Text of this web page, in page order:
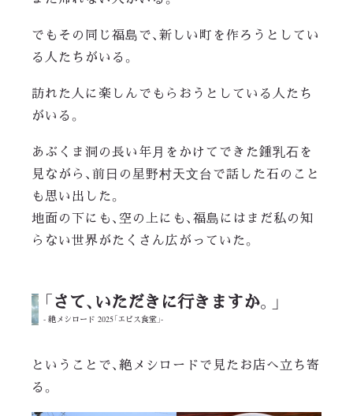
でもその同じ福島で、新しい町を作ろうとしてい
る人たちがいる。
訪れた人に楽しんでもらおうとしている人たち
がいる。
あぶくま洞の長い年月をかけてできた鍾乳石を
見ながら、前日の星野村天文台で話した石のこと
も思い出した。
地面の下にも、空の上にも、福島にはまだ私の知
らない世界がたくさん広がっていた。
「さて、いただきに行きますか。」
- 絶メシロード 2025「エビス食堂」-
ということで、絶メシロードで見たお店へ立ち寄
る。